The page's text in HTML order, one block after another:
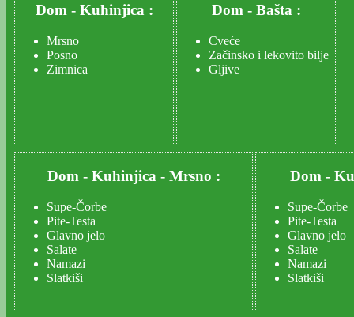
Dom - Kuhinjica :
Mrsno
Posno
Zimnica
Dom - Bašta :
Cveće
Začinsko i lekovito bilje
Gljive
Dom - Kuhinjica - Mrsno :
Supe-Čorbe
Pite-Testa
Glavno jelo
Salate
Namazi
Slatkiši
Dom -
Supe-Čorbe
Pite-Testa
Glavno jelo
Salate
Namazi
Slatkiši